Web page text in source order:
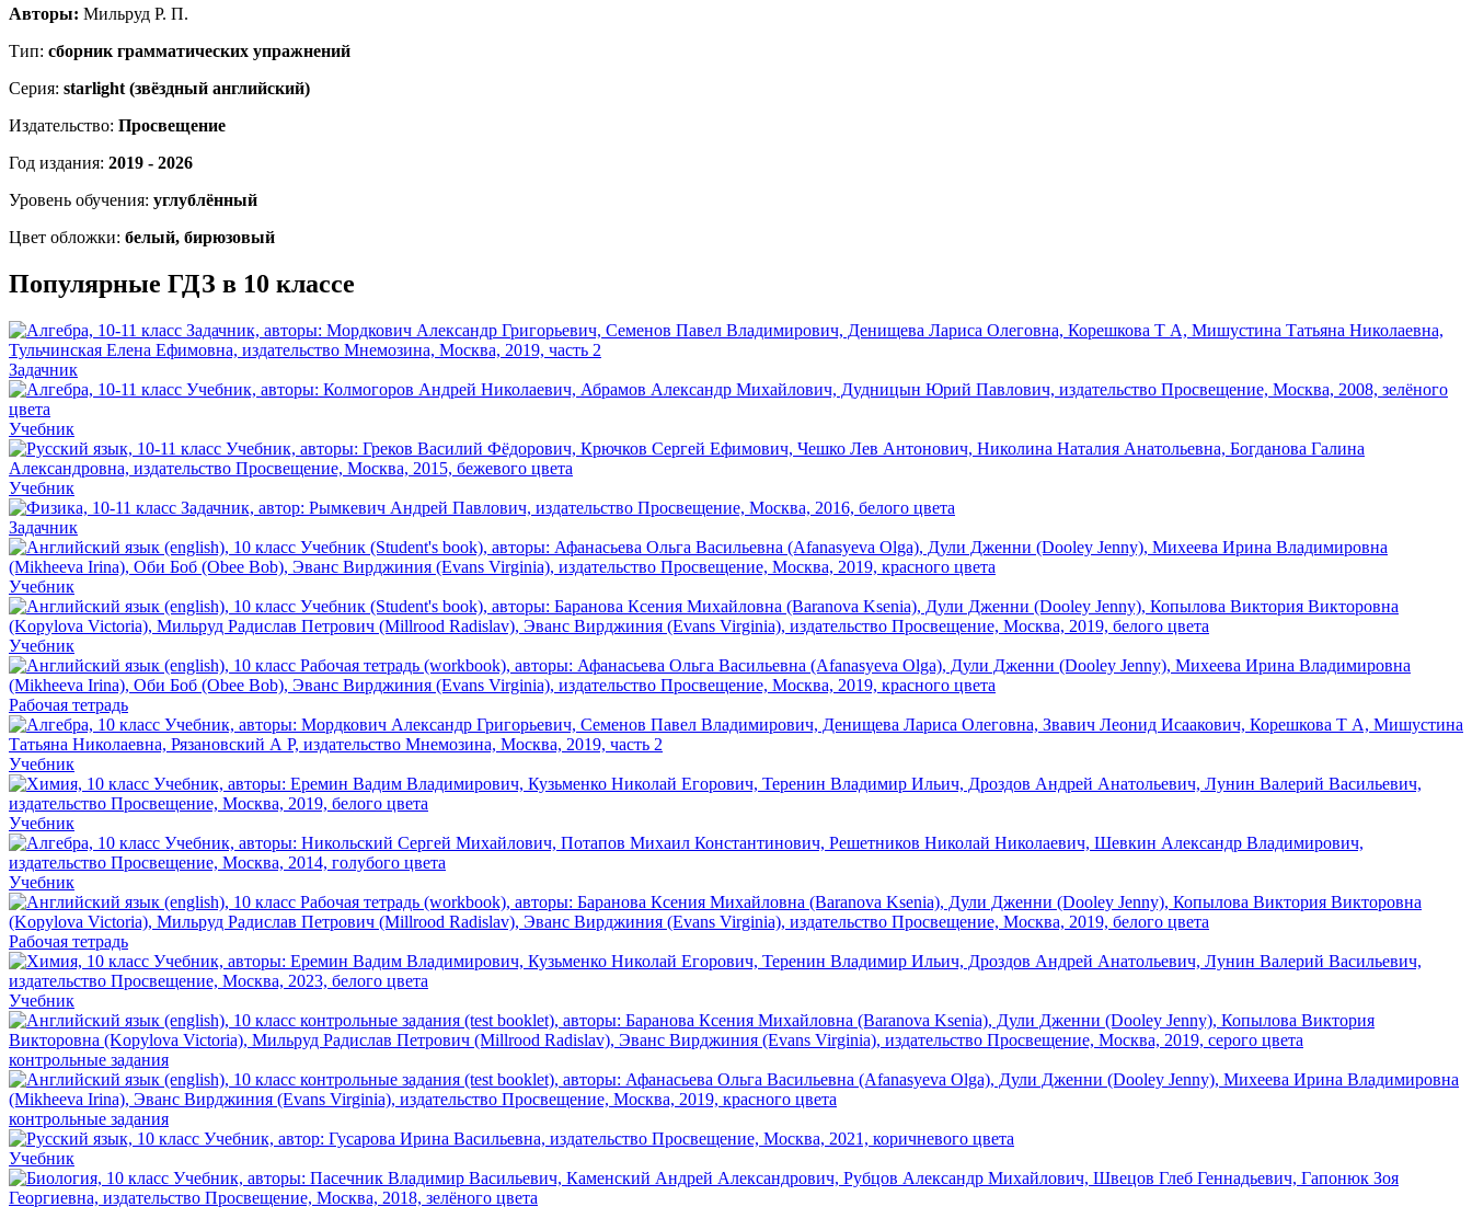
Авторы: Мильруд Р. П.
Тип: сборник грамматических упражнений
Серия: starlight (звёздный английский)
Издательство: Просвещение
Год издания: 2019 - 2026
Уровень обучения: углублённый
Цвет обложки: белый, бирюзовый
Популярные ГДЗ в 10 классе
Задачник
Учебник
Учебник
Задачник
Учебник
Учебник
Рабочая тетрадь
Учебник
Учебник
Учебник
Рабочая тетрадь
Учебник
контрольные задания
контрольные задания
Учебник